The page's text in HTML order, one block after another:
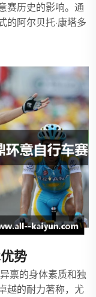
赛历史的影响。通
的阿尔贝托·康塔多
势
禀的身体素质和独
越的耐力著称，尤